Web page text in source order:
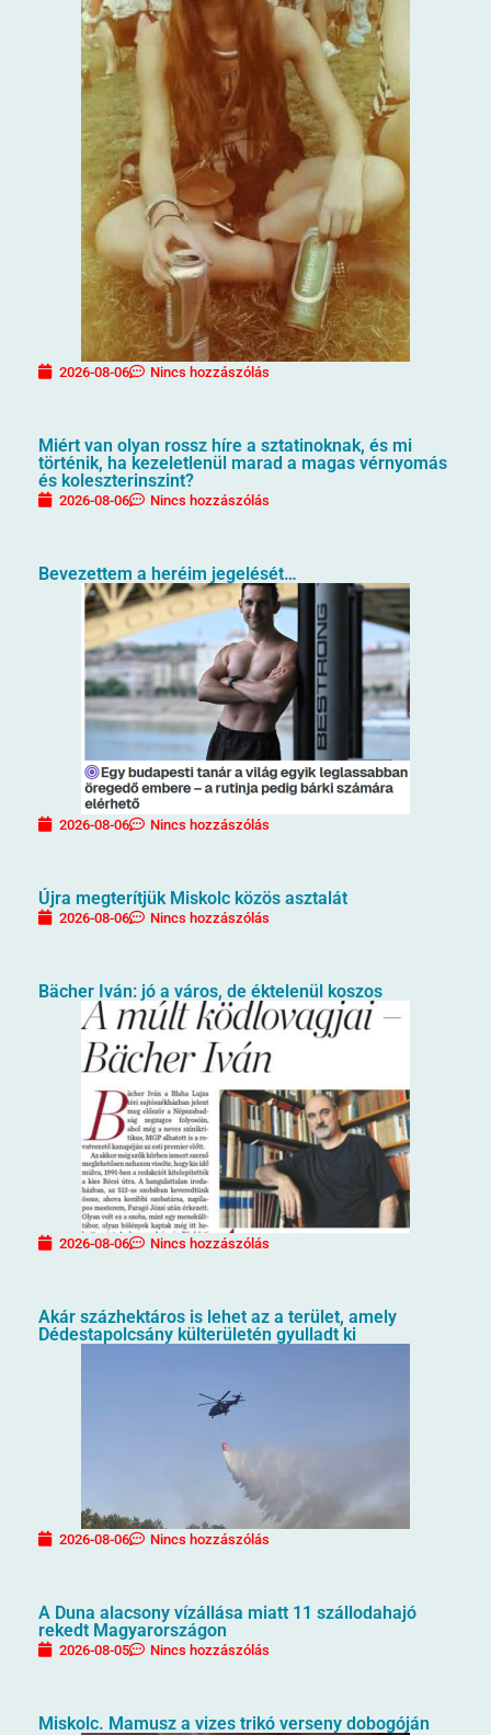
2026-08-06 Nincs hozzászólás
Miért van olyan rossz híre a sztatinoknak, és mi
történik, ha kezeletlenül marad a magas vérnyomás
és koleszterinszint?
2026-08-06 Nincs hozzászólás
Bevezettem a heréim jegelését…
2026-08-06 Nincs hozzászólás
Újra megterítjük Miskolc közös asztalát
2026-08-06 Nincs hozzászólás
Bächer Iván: jó a város, de éktelenül koszos
2026-08-06 Nincs hozzászólás
Akár százhektáros is lehet az a terület, amely
Dédestapolcsány külterületén gyulladt ki
2026-08-06 Nincs hozzászólás
A Duna alacsony vízállása miatt 11 szállodahajó
rekedt Magyarországon
2026-08-05 Nincs hozzászólás
Miskolc. Mamusz a vizes trikó verseny dobogóján